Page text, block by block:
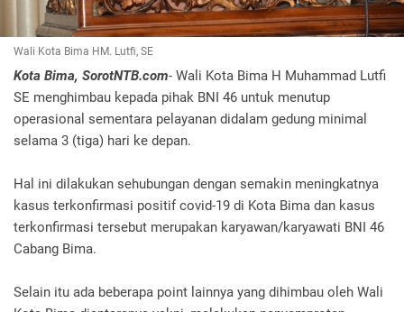
Wali Kota Bima HM. Lutfi, SE
Kota Bima, SorotNTB.com- Wali Kota Bima H Muhammad Lutfi
SE menghimbau kepada pihak BNI 46 untuk menutup
operasional sementara pelayanan didalam gedung minimal
selama 3 (tiga) hari ke depan.
Hal ini dilakukan sehubungan dengan semakin meningkatnya
kasus terkonfirmasi positif covid-19 di Kota Bima dan kasus
terkonfirmasi tersebut merupakan karyawan/karyawati BNI 46
Cabang Bima.
Selain itu ada beberapa point lainnya yang dihimbau oleh Wali